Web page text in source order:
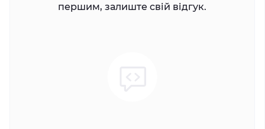
першим, залиште свій відгук.